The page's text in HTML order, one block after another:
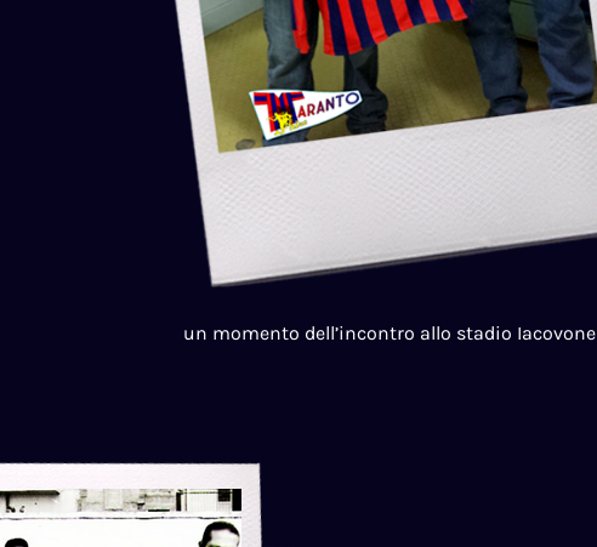
un momento dell’incontro allo stadio Iacovone